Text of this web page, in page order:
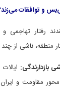
و توافقات
رفتار تهاجمی
منطقه، ناشی از
بازدارندگی:
محور مقاومت و